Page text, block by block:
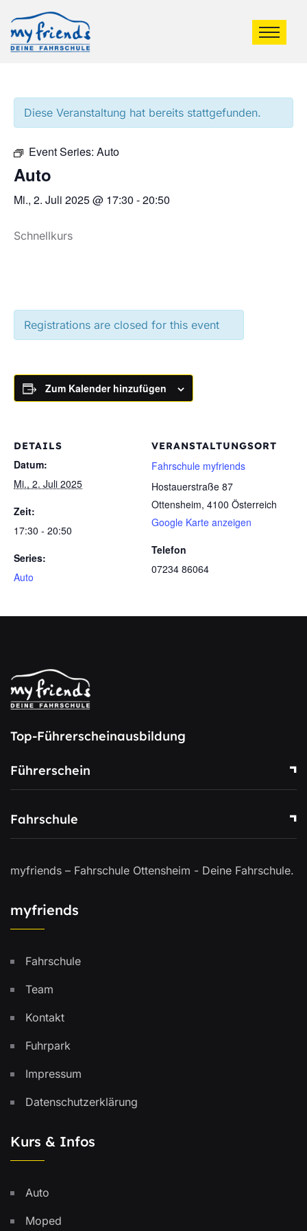
Diese Veranstaltung hat bereits stattgefunden.
Event Series: Auto
Auto
Mi., 2. Juli 2025 @ 17:30 -20:50
Schnellkurs
Registrations are closed for this event
Zum Kalender hinzufügen
DETAILS
Datum:
Mi., 2. Juli 2025
Zeit:
17:30 - 20:50
Series:
Auto
VERANSTALTUNGSORT
Fahrschule myfriends
Hostauerstraße 87
Ottensheim, 4100 Österreich
Google Karte anzeigen
Telefon
07234 86064
Top-Führerscheinausbildung
Führerschein
Fahrschule
myfriends – Fahrschule Ottensheim - Deine Fahrschule.
myfriends
Fahrschule
Team
Kontakt
Fuhrpark
Impressum
Datenschutzerklärung
Kurs & Infos
Auto
Moped